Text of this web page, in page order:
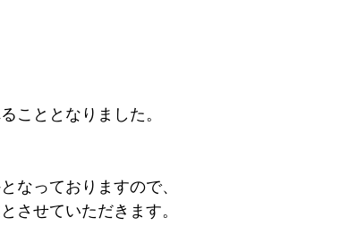
こととなりました。
なっておりますので、
させていただきます。